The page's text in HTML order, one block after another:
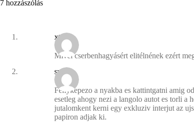
7 hozzászólás
xt198
Mivel cserbenhagyásért elitélnének ezért
svonk
Fenykepezo a nyakba es kattintgatni amig
esetleg ahogy nezi a langolo autot es torli a
jutalomkent kerni egy exkluziv interjut az
papiron adjak ki.